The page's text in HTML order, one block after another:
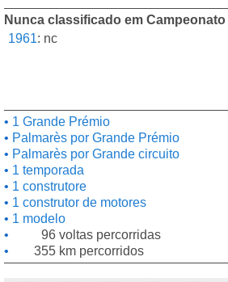
Nunca classificado em
1961: nc
1 Grande Prémio
Palmarès por Grande Prémio
Palmarès por Grande circuito
1 temporada
1 construtore
1 construtor de motores
1 modelo
96 voltas percorridas
355 km percorridos